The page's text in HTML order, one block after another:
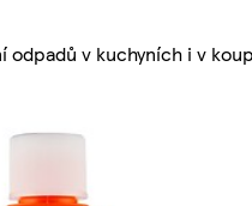
odpadů v kuchyních i v